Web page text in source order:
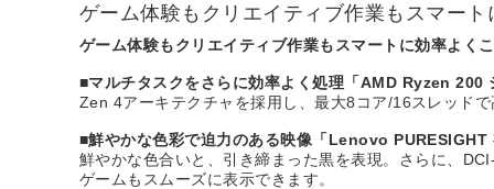
ゲーム体験もクリエイティブ作業もスマー
ゲーム体験もクリエイティブ作業もスマートに効率よく
■マルチタスクをさらに効率よく処理「AMD Ryzen 200
Zen 4アーキテクチャを採用し、最大8コア/16スレッド
■鮮やかな色彩で迫力のある映像「Lenovo
鮮やかな色合いと、引き締まった黒を表現。さらに、
ゲームもスムーズに表示できます。